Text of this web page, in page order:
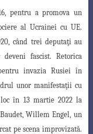
pentru a promova un
al Ucrainei cu UE.
când trei deputaţi au
deveni fascist. Retorica
invazia Rusiei în
unor manifestaţii cu
în 13 martie 2022 la
Willem Engel, un
pe scena improvizată.